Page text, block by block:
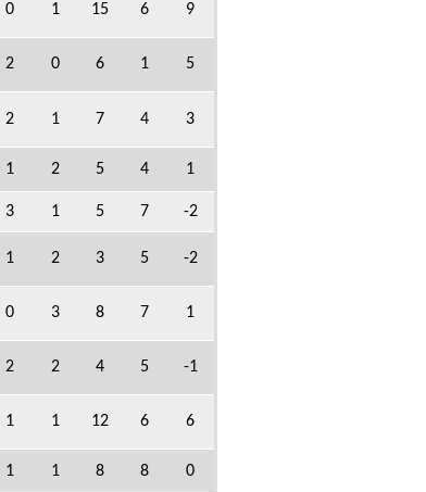
0 1 15 6 9
2 0 6 1 5
2 1 7 4 3
1 2 5 4 1
3 1 5 7 -2
1 2 3 5 -2
0 3 8 7 1
2 2 4 5 -1
1 1 12 6 6
1 1 8 8 0